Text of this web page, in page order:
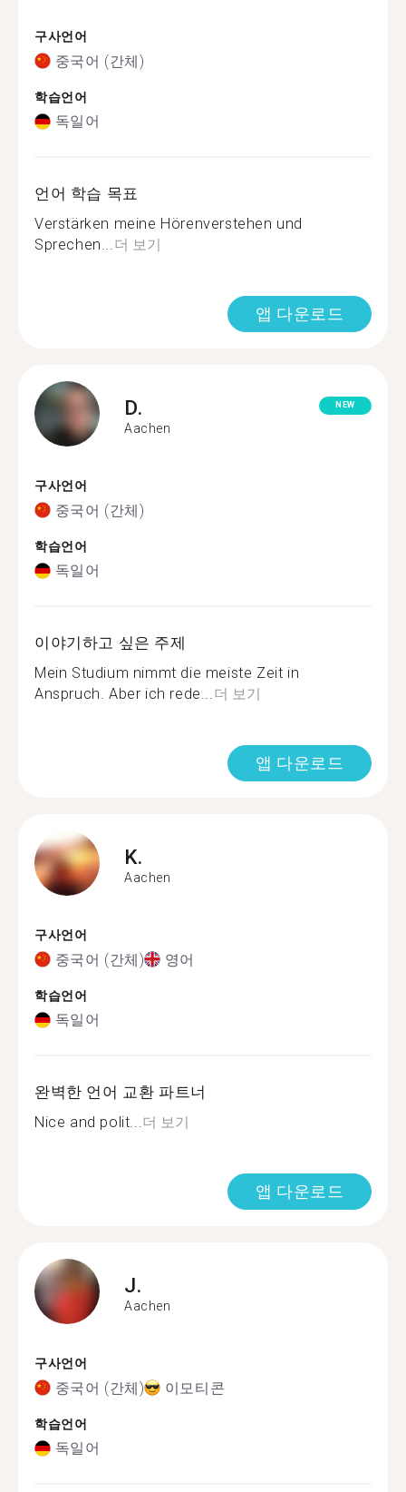
구사언어
중국어 (간체)
학습언어
독일어
언어 학습 목표
Verstärken meine Hörenverstehen und
Sprechen...더 보기
앱 다운로드
D.
Aachen
NEW
구사언어
중국어 (간체)
학습언어
독일어
이야기하고 싶은 주제
Mein Studium nimmt die meiste Zeit in
Anspruch. Aber ich rede...더 보기
앱 다운로드
K.
Aachen
구사언어
중국어 (간체) 영어
학습언어
독일어
완벽한 언어 교환 파트너
Nice and polit...더 보기
앱 다운로드
J.
Aachen
구사언어
중국어 (간체) 이모티콘
학습언어
독일어